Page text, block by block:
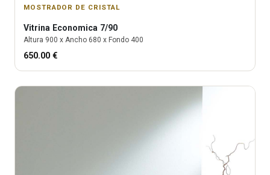
MOSTRADOR DE CRISTAL
Vitrina Economica 7/90
Altura 900 x Ancho 680 x Fondo 400
650.00 €